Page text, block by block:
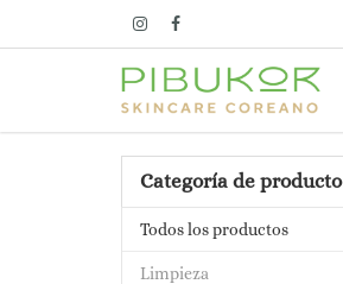
Categoría de producto
Todos los productos
Limpieza